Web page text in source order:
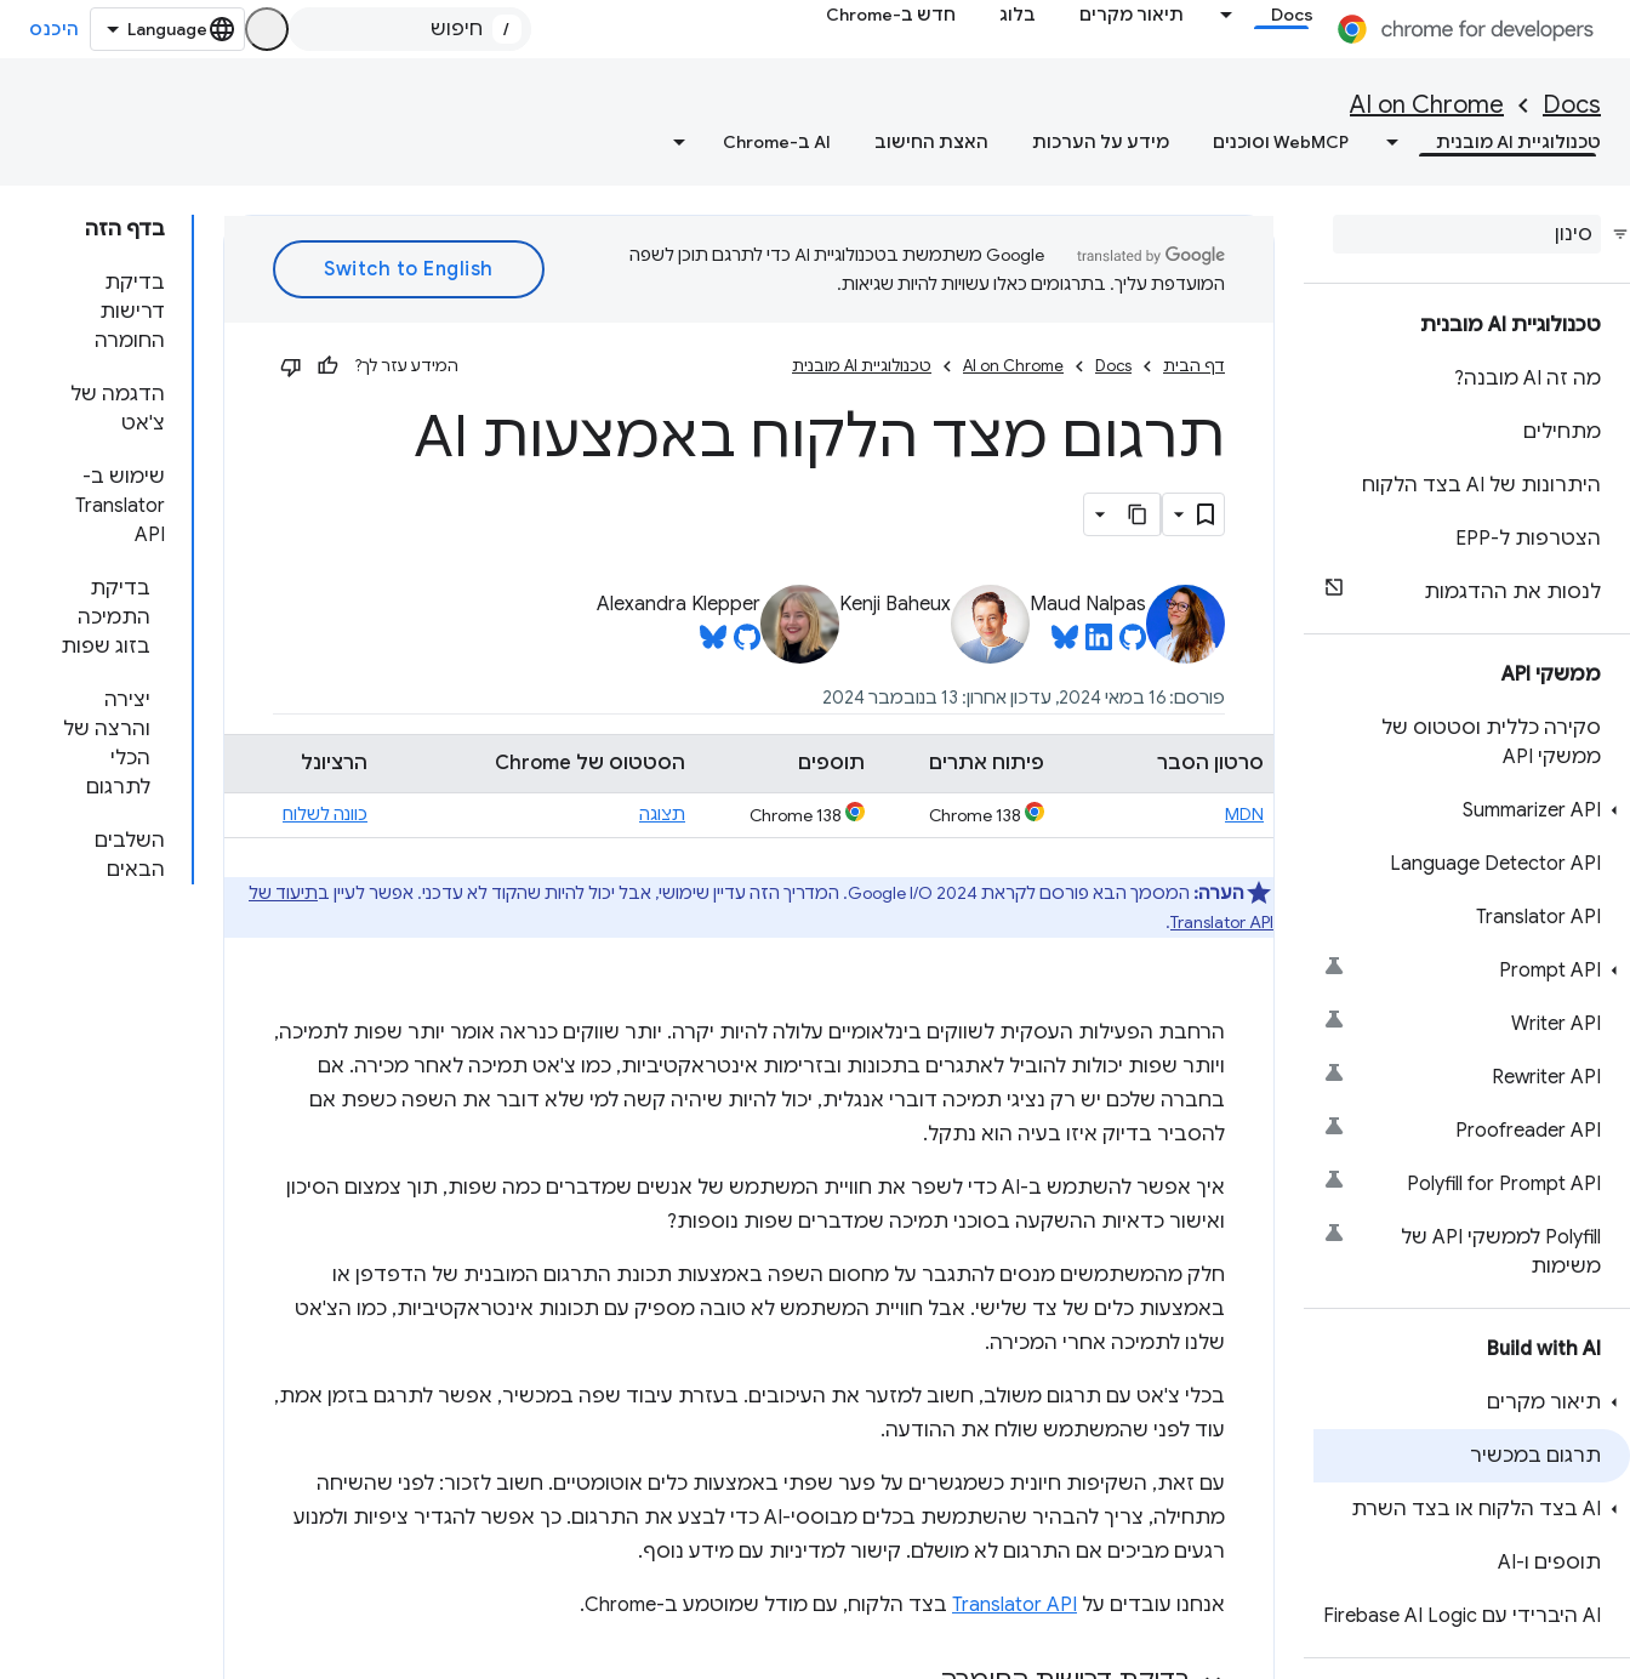
Docs תיאור מקרים בלוג חדש ב-Chrome
/ היכנס
Docs
AI on Chrome
טכנולוגיית AI מובנית WebMCP וסוכנים מידע על הערכות האצת החישוב ‫AI ב-Chrome
טכנולוגיית AI מובנית
מה זה AI מובנה?
מתחילים
היתרונות של AI בצד הלקוח
הצטרפות ל-EPP
לנסות את ההדגמות
ממשקי API
סקירה כללית וסטטוס של
ממשקי API
Summarizer API
Language Detector API
Translator API
Prompt API
Writer API
Rewriter API
Proofreader API
Polyfill for Prompt API
‫Polyfill לממשקי API של
משימות
Build with AI
תיאור מקרים
תרגום במכשיר
AI בצד הלקוח או בצד השרת
תוספים ו-AI
AI היברידי עם Firebase AI Logic
בדף הזה
בדיקת
דרישות
החומרה
הדגמה של
צ'אט
שימוש ב-
Translator
API
בדיקת
התמיכה
בזוג שפות
יצירה
והרצה של
הכלי
לתרגום
השלבים
הבאים
‫Google משתמשת בטכנולוגיית AI כדי לתרגם תוכן לשפה
המועדפת עליך. בתרגומים כאלו עשויות להיות שגיאות.
דף הבית Docs
AI on Chrome טכנולוגיית AI מובנית המידע עזר לך?
תרגום מצד הלקוח באמצעות AI
Maud Nalpas
Kenji Baheux
Alexandra Klepper
פורסם: 16 במאי 2024, עדכון אחרון: 13 בנובמבר 2024
סרטון הסבר פיתוח אתרים תוספים הסטטוס של Chrome הרציונל
MDN תצוגה כוונה לשלוח
הערה: המסמך הבא פורסם לקראת Google I / O 2024. המדריך הזה עדיין שימושי, אבל יכול להיות שהקוד לא עדכני. אפשר לעיין ב
תיעוד של
Translator API
.
הרחבת הפעילות העסקית לשווקים בינלאומיים עלולה להיות יקרה. יותר שווקים כנראה אומר יותר שפות לתמיכה,
ויותר שפות יכולות להוביל לאתגרים בתכונות ובזרימות אינטראקטיביות, כמו צ'אט תמיכה לאחר מכירה. אם
בחברה שלכם יש רק נציגי תמיכה דוברי אנגלית, יכול להיות שיהיה קשה למי שלא דובר את השפה כשפת אם
להסביר בדיוק איזו בעיה הוא נתקל.
איך אפשר להשתמש ב-AI כדי לשפר את חוויית המשתמש של אנשים שמדברים כמה שפות, תוך צמצום הסיכון
ואישור כדאיות ההשקעה בסוכני תמיכה שמדברים שפות נוספות?
חלק מהמשתמשים מנסים להתגבר על מחסום השפה באמצעות תכונת התרגום המובנית של הדפדפן או
באמצעות כלים של צד שלישי. אבל חוויית המשתמש לא טובה מספיק עם תכונות אינטראקטיביות, כמו הצ'אט
שלנו לתמיכה אחרי המכירה.
בכלי צ'אט עם תרגום משולב, חשוב למזער את העיכובים. בעזרת עיבוד שפה במכשיר, אפשר לתרגם בזמן אמת,
עוד לפני שהמשתמש שולח את ההודעה.
עם זאת, השקיפות חיונית כשמגשרים על פער שפתי באמצעות כלים אוטומטיים. חשוב לזכור: לפני שהשיחה
מתחילה, צריך להבהיר שהשתמשת בכלים מבוססי-AI כדי לבצע את התרגום. כך אפשר להגדיר ציפיות ולמנוע
רגעים מביכים אם התרגום לא מושלם. קישור למדיניות עם מידע נוסף.
אנחנו עובדים על Translator API בצד הלקוח, עם מודל שמוטמע ב-Chrome.